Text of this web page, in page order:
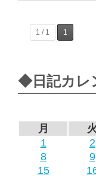
1 / 1 1
◆日記カレ
月
火
1
2
8
9
15